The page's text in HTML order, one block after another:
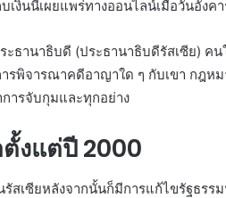
เงินนี้เผยแพร่ทางออนไลน์เมื่อวันอังค
ธานาธิบดี (ประธานาธิบดีรัสเซีย) ค
รพิจารณาคดีอาญาใด ๆ กับเขา กฎ
ารจับกุมและทุกอย่าง
งแต่ปี 2000
สเซียหลังจากนั้นก็มีการแก้ไขรัฐธร